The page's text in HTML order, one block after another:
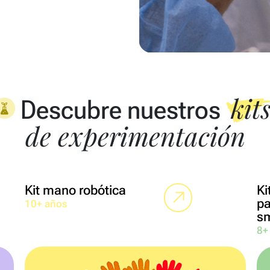
Descubre nuestros
de experimentación
Kit mano robótica
10+ años